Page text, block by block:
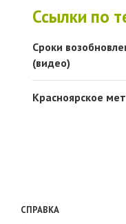
Ссылки по
Сроки
(видео)
Красноярское
СПРАВКА